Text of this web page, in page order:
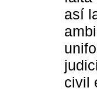
así
civil